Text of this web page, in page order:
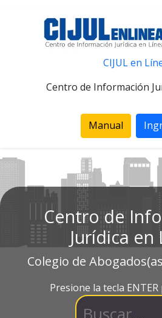
CIJUL en
Centro de Información
Manual
Centro de
Jurídica en
Colegio de
Presione la tecla